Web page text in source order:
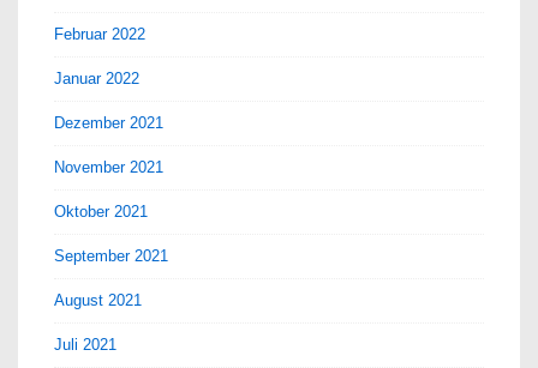
Februar 2022
Januar 2022
Dezember 2021
November 2021
Oktober 2021
September 2021
August 2021
Juli 2021